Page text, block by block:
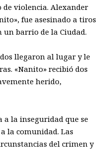
de violencia. Alexander
fue asesinado a tiros
un barrio de la Ciudad.
llegaron al lugar y le
«Nanito» recibió dos
herido,
a la inseguridad que se
la comunidad. Las
del crimen y